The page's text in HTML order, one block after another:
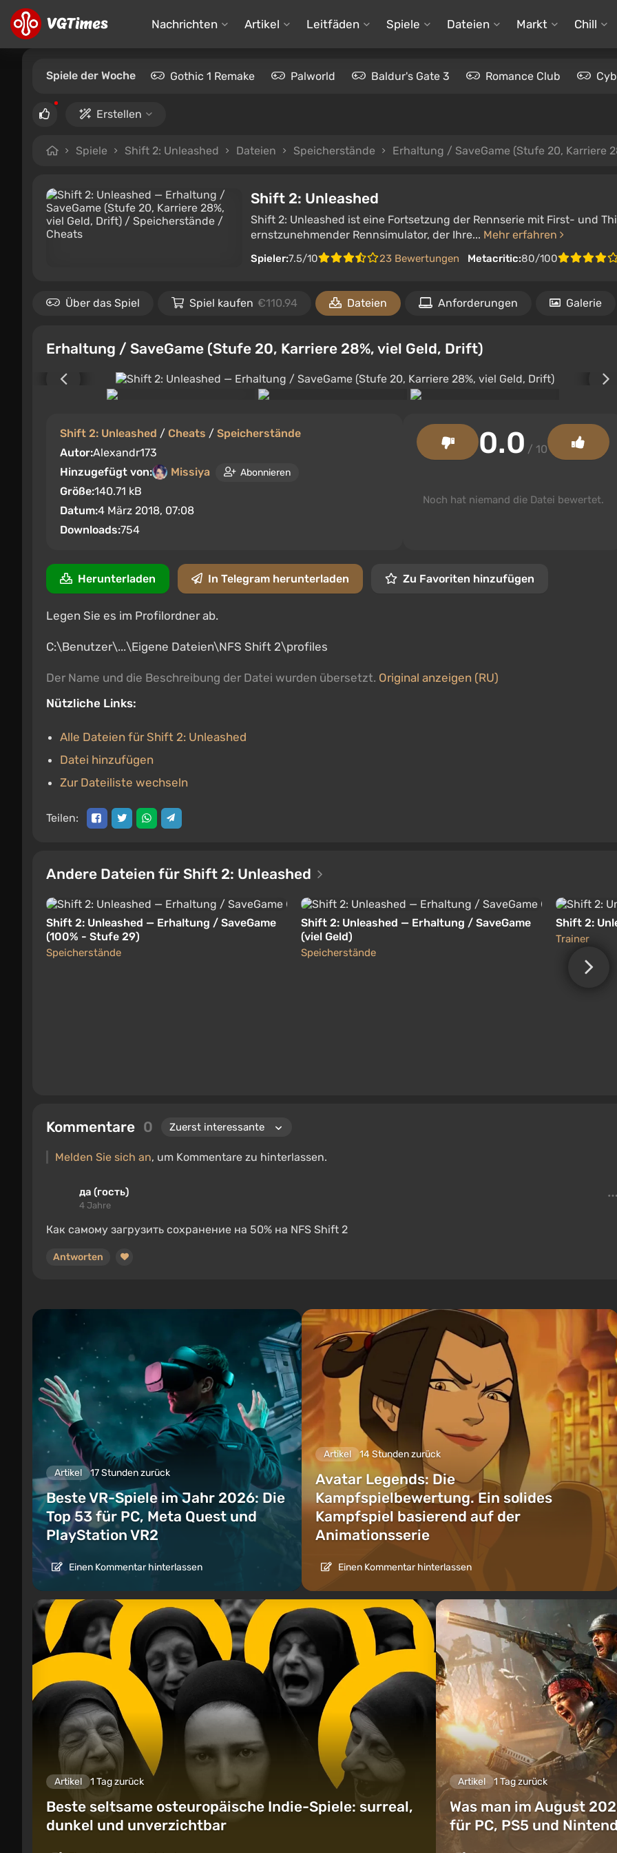
Nachrichten Artikel Leitfäden Spiele Dateien Markt Chill
Spiele der Woche Gothic 1 Remake Palworld Baldur's Gate 3 Romance Club
Erstellen
Spiele Shift 2: Unleashed Dateien Speicherstände Erhaltung / SaveGame (Stufe 20, Karriere
Shift 2: Unleashed
Shift 2: Unleashed ist eine Fortsetzung der Rennserie mit First- und
ernstzunehmender Rennsimulator, der Ihre... Mehr erfahren
Spieler:7.5/10 23 Bewertungen Metacritic:80/100
Über das Spiel Spiel kaufen €110.94 Dateien Anforderungen Galerie
Erhaltung / SaveGame (Stufe 20, Karriere 28%, viel Geld, Drift)
Shift 2: Unleashed / Cheats / Speicherstände
Autor:Alexandr173
Hinzugefügt von:
Missiya Abonnieren
Größe:140.71 kB
Datum:4 März 2018, 07:08
Downloads:754
0.0 / 10
Noch hat niemand die Datei bewertet.
Herunterladen In Telegram herunterladen Zu Favoriten hinzufügen
Legen Sie es im Profilordner ab.
C:\Benutzer\...\Eigene Dateien\NFS Shift 2\profiles
Der Name und die Beschreibung der Datei wurden übersetzt. Original anzeigen (RU)
Nützliche Links:
Alle Dateien für Shift 2: Unleashed
Datei hinzufügen
Zur Dateiliste wechseln
Teilen:
Andere Dateien für Shift 2: Unleashed
Shift 2: Unleashed — Erhaltung / SaveGame
(100% - Stufe 29)
Speicherstände
Shift 2: Unleashed — Erhaltung / SaveGame
(viel Geld)
Speicherstände
Shift 2:
Trainer
Kommentare 0
Melden Sie sich an, um Kommentare zu hinterlassen.
да (гость)
4 Jahre
Как самому загрузить сохранение на 50% на NFS Shift 2
Antworten
Artikel 17 Stunden zurück
Beste VR-Spiele im Jahr 2026: Die
Top 53 für PC, Meta Quest und
PlayStation VR2
Einen Kommentar hinterlassen
Artikel 14 Stunden zurück
Avatar Legends: Die
Kampfspielbewertung. Ein solides
Kampfspiel basierend auf der
Animationsserie
Einen Kommentar hinterlassen
Artikel 1 Tag zurück
Beste seltsame osteuropäische Indie-Spiele: surreal,
dunkel und unverzichtbar
Artikel 1 Tag zurück
Was man im August
für PC, PS5 und